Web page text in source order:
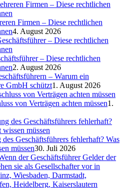
Firmen – Diese rechtlichen
4. August 2026
– Diese rechtlichen
2. August 2026
– Warum ein
GmbH schützt1. August 2026
von Verträgen achten müssen1.
Geschäftsführers fehlerhaft? Was
müssen30. Juli 2026